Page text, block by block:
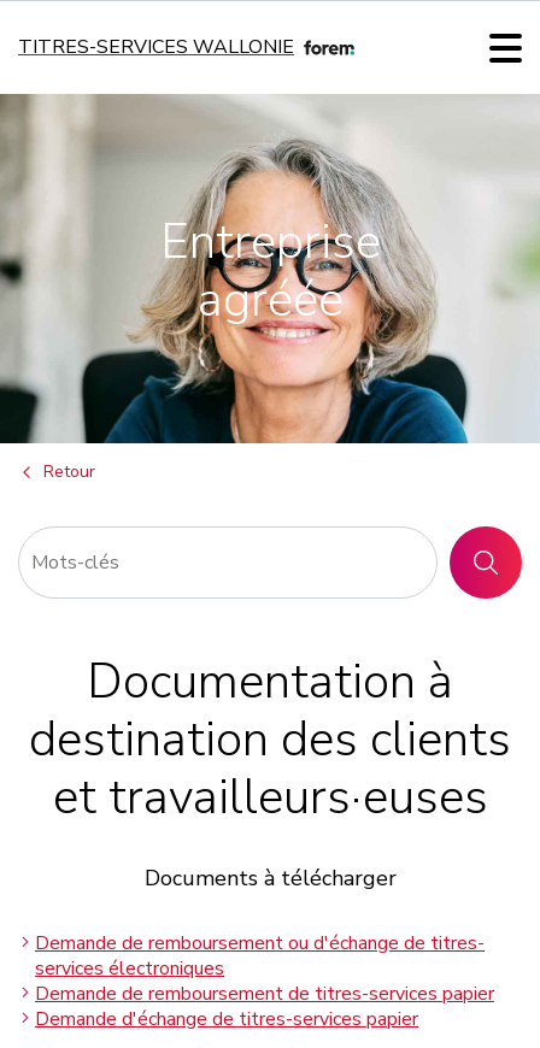
TITRES-SERVICES WALLONIE
Entreprise
agréée
Retour
Documentation à
destination des clients
et travailleurs·euses
Documents à télécharger
Demande de remboursement ou d'échange de titres-
services électroniques
Demande de remboursement de titres-services papier
Demande d'échange de titres-services papier